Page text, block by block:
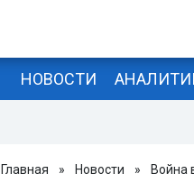
НОВОСТИ
Главная » Новости » Война